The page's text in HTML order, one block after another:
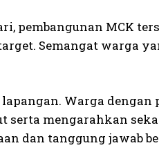
pembangunan MCK
Semangat warga
Warga
serta mengarahkan
dan tanggung jawab